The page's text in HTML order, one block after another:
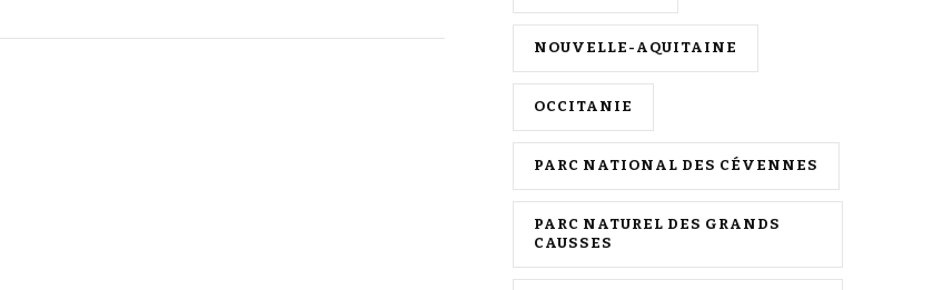
NOUVELLE-AQUITAINE
OCCITANIE
PARC NATIONAL DES CÉVENNES
PARC NATUREL DES GRANDS
CAUSSES